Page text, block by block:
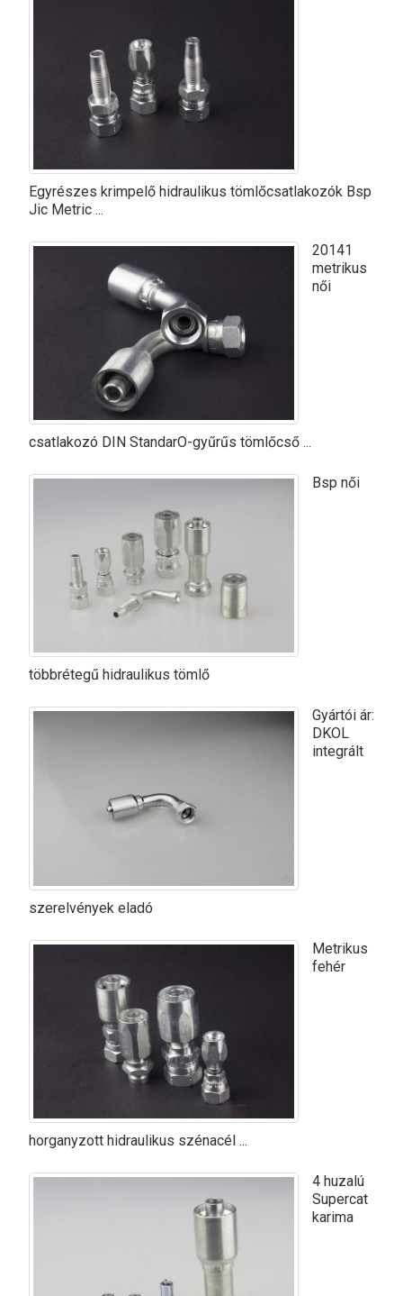
Egyrészes krimpelő hidraulikus tömlőcsatlakozók Bsp
Jic Metric ...
20141
metrikus
női
csatlakozó DIN StandarO-gyűrűs tömlőcső ...
Bsp női
többrétegű hidraulikus tömlő
Gyártói ár:
DKOL
integrált
szerelvények eladó
Metrikus
fehér
horganyzott hidraulikus szénacél ...
4 huzalú
Supercat
karima